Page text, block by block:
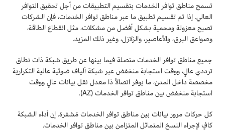
تسمح مناطق توافر الخدمات بتقسيم التطبيقات من أجل تحقيق التوافر
العالي. إذا تم تقسيم تطبيق ما عبر مناطق توافر الخدمات، فإن الشركات
تصبح معزولة ومحمية بشكل أفضل من مشكلات، مثل انقطاع الطاقة،
وصواعق البرق، والأعاصير، والزلازل، وغير ذلك المزيد.
جميع مناطق توافر الخدمات متصلة فيما بينها عن طريق شبكة ذات نطاق
ترددي عالٍ، ووقت استجابة منخفض عبر شبكة ألياف ضوئية عالية التكرارية
مخصصة داخل المدن، ما يوفر اتصالاً ذا معدل نقل بيانات عالٍ ووقت
استجابة منخفض بين مناطق توافر الخدمات (AZ).
كل حركات مرور بيانات بين مناطق توافر الخدمات مُشفرة. إن أداء الشبكة
كافٍ لإجراء النسخ المتماثل المتزامن بين مناطق توافر الخدمات.